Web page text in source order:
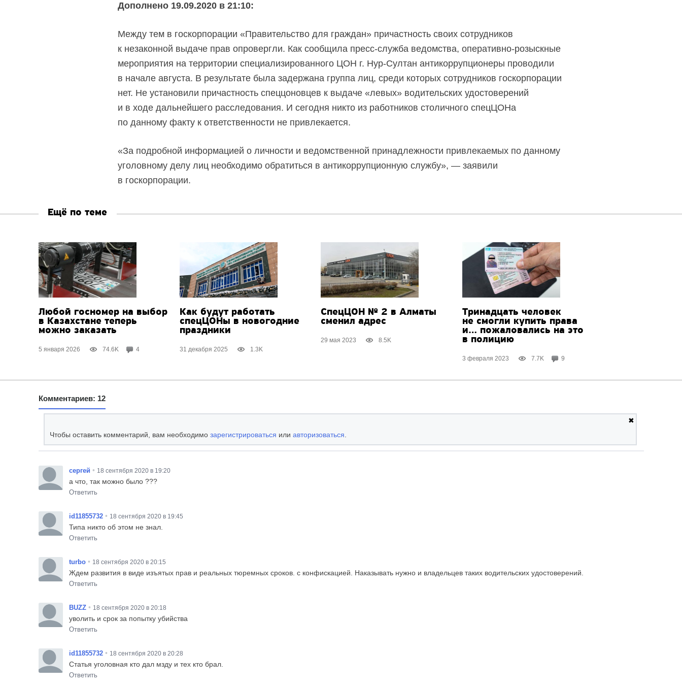
Дополнено 19.09.2020 в 21:10:
Между тем в госкорпорации «Правительство для граждан» причастность своих сотрудников
к незаконной выдаче прав опровергли. Как сообщила пресс-служба ведомства, оперативно-розыскные
мероприятия на территории специализированного ЦОН г. Нур-Султан антикоррупционеры проводили
в начале августа. В результате была задержана группа лиц, среди которых сотрудников госкорпорации
нет. Не установили причастность спеццоновцев к выдаче «левых» водительских удостоверений
и в ходе дальнейшего расследования. И сегодня никто из работников столичного спецЦОНа
по данному факту к ответственности не привлекается.
«За подробной информацией о личности и ведомственной принадлежности привлекаемых по данному
уголовному делу лиц необходимо обратиться в антикоррупционную службу», — заявили
в госкорпорации.
Ещё по теме
Любой госномер на выбор
в Казахстане теперь
можно заказать
5 января 2026 74.6K 4
Как будут работать
спецЦОНы в новогодние
праздники
31 декабря 2025 1.3K
СпецЦОН № 2 в Алматы
сменил адрес
29 мая 2023 8.5K
Тринадцать человек
не смогли купить права
и… пожаловались на это
в полицию
3 февраля 2023 7.7K 9
Комментариев: 12
✖
Чтобы оставить комментарий, вам необходимо зарегистрироваться или авторизоваться
сергей • 18 сентября 2020 в 19:20
а что, так можно было ???
Ответить
id11855732 • 18 сентября 2020 в 19:45
Типа никто об этом не знал.
Ответить
turbo • 18 сентября 2020 в 20:15
Ждем развития в виде изъятых прав и реальных тюремных сроков. с конфискацией. Наказывать нужно и владельцев таких водительских удостоверений.
Ответить
BUZZ • 18 сентября 2020 в 20:18
уволить и срок за попытку убийства
Ответить
id11855732 • 18 сентября 2020 в 20:28
Статья уголовная кто дал мзду и тех кто брал.
Ответить